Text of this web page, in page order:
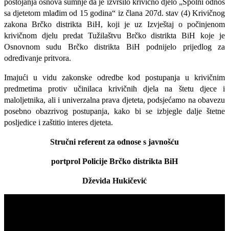
sa djetetom mlađim od 15 godina“ iz člana 207d. stav (4) Krivičnog
zakona Brčko distrikta BiH, koji je uz Izvještaj o počinjenom
krivičnom djelu predat Tužilaštvu Brčko distrikta BiH koje je
Osnovnom sudu Brčko distrikta BiH podnijelo prijedlog za
određivanje pritvora.
Imajući u vidu zakonske odredbe kod postupanja u krivičnim
predmetima protiv učinilaca krivičnih djela na štetu djece i
maloljetnika, ali i univerzalna prava djeteta, podsjećamo na obavezu
posebno obazrivog postupanja, kako bi se izbjegle dalje štetne
posljedice i zaštitio interes djeteta.
Stručni referent za odnose s javnošću
portprol Policije Brčko distrikta BiH
Dževida Hukičević